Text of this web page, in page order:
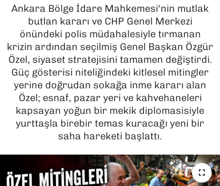
Ankara Bölge İdare Mahkemesi'nin mutlak
butlan kararı ve CHP Genel Merkezi
önündeki polis müdahalesiyle tırmanan
krizin ardından seçilmiş Genel Başkan Özgür
Özel, siyaset stratejisini tamamen değiştirdi.
Güç gösterisi niteliğindeki kitlesel mitingler
yerine doğrudan sokağa inme kararı alan
Özel; esnaf, pazar yeri ve kahvehaneleri
kapsayan yoğun bir mekik diplomasisiyle
yurttaşla birebir temas kuracağı yeni bir
saha hareketi başlattı.
KÜLTÜR SANAT
MAGAZİN
POLİTİKA
SAĞLIK
SPOR
TEKNOLOJİ
YAŞAM
YEREL YÖNETİMLER
Son Dakika Haberleri
Haber Arşivi